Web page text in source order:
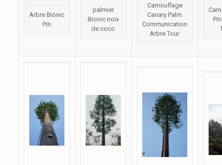
Arbre Bionic
Pin
palmier
Bionic noix
de coco
Camouflage
Canary Palm
Communication
Arbre Tour